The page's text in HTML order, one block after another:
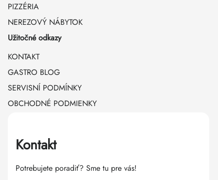
PIZZÉRIA
NEREZOVÝ NÁBYTOK
Užitočné odkazy
KONTAKT
GASTRO BLOG
SERVISNÍ PODMÍNKY
OBCHODNÉ PODMIENKY
Kontakt
Potrebujete poradiť? Sme tu pre vás!